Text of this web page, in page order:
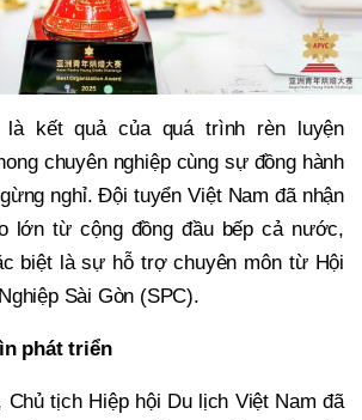
là kết quả của quá trình rèn luyện
chuyên nghiệp cùng sự đồng hành
nghỉ. Đội tuyển Việt Nam đã nhận
lớn từ cộng đồng đầu bếp cả nước,
biệt là sự hỗ trợ chuyên môn từ Hội
Sài Gòn (SPC).
phát triển
Chủ tịch Hiệp hội Du lịch Việt Nam đã